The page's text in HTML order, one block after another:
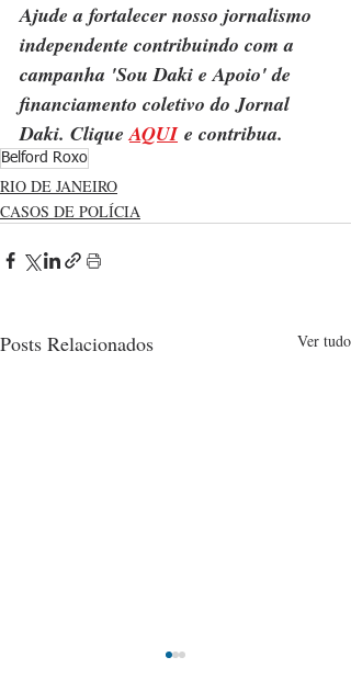
Ajude a fortalecer nosso jornalismo
independente contribuindo com a
campanha 'Sou Daki e Apoio' de
financiamento coletivo do Jornal
Daki. Clique AQUI e contribua.
Belford Roxo
RIO DE JANEIRO
CASOS DE POLÍCIA
Posts Relacionados Ver tudo